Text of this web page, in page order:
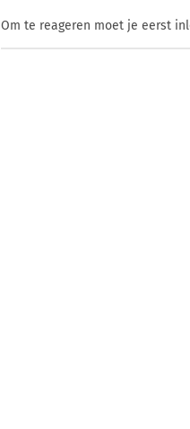
Om te reageren moet je eerst